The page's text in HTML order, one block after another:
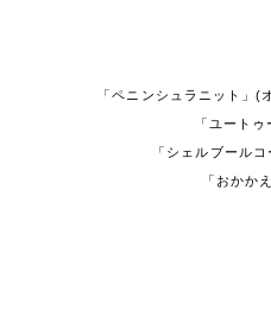
「ペニンシュラニット」(
「ユートゥ
「シェルブール
「おかか